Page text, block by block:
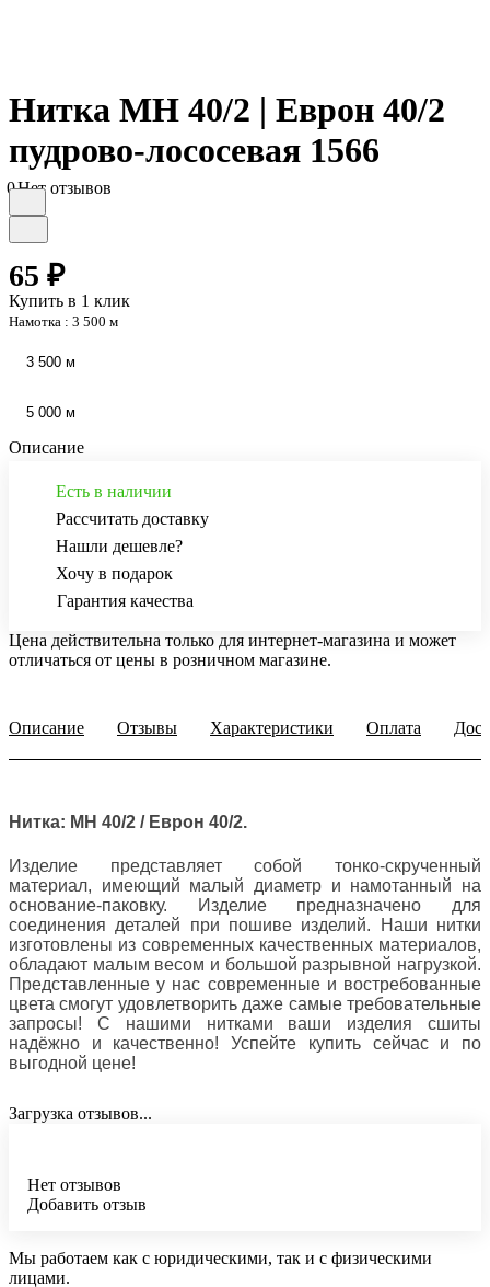
Нитка МН 40/2 | Еврон 40/2
пудрово-лососевая 1566
0Нет отзывов
65 ₽
Купить в 1 клик
Намотка : 3 500 м
3 500 м
5 000 м
Описание
Есть в наличии
Рассчитать доставку
Нашли дешевле?
Хочу в подарок
Гарантия качества
Цена действительна только для интернет-магазина и может
отличаться от цены в розничном магазине.
Описание Отзывы Характеристики Оплата
Нитка: МН 40/2 / Еврон 40/2.
Изделие представляет собой тонко-скрученный
материал, имеющий малый диаметр и намотанный на
основание-паковку. Изделие предназначено для
соединения деталей при пошиве изделий. Наши нитки
изготовлены из современных качественных материалов,
обладают малым весом и большой разрывной нагрузкой.
Представленные у нас современные и востребованные
цвета смогут удовлетворить даже самые требовательные
запросы! С нашими нитками ваши изделия сшиты
надёжно и качественно! Успейте купить сейчас и по
выгодной цене!
Загрузка отзывов...
Нет отзывов
Добавить отзыв
Мы работаем как с юридическими, так и с физическими
лицами.